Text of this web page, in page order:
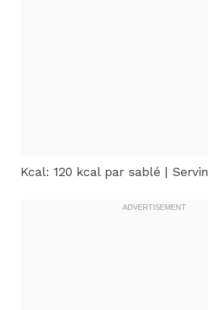
Kcal: 120 kcal par sablé |